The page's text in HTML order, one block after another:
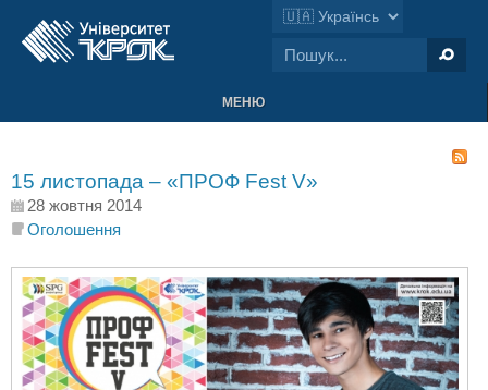
МЕНЮ
15 листопада – «ПРОФ Fest V»
28 жовтня 2014
Оголошення